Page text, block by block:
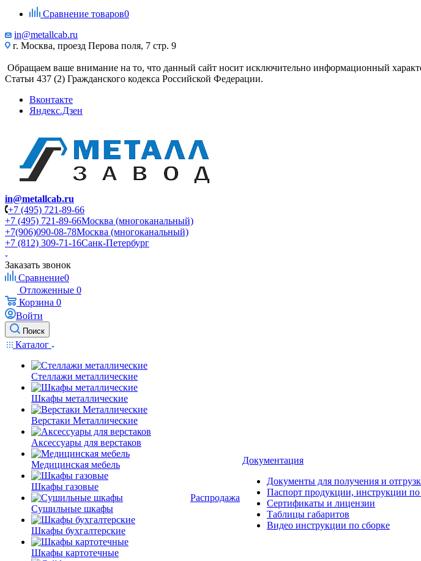
Сравнение товаров0
in@metallcab.ru
г. Москва, проезд Перова поля, 7 стр. 9
Обращаем ваше внимание на то, что данный сайт носит исключительно информационный
Статьи 437 (2) Гражданского кодекса Российской Федерации.
Вконтакте
Яндекс.Дзен
in@metallcab.ru
+7 (495) 721-89-66
+7 (495) 721-89-66Москва (многоканальный)
+7(906)090-08-78Москва (многоканальный)
+7 (812) 309-71-16Санк-Петербург
Заказать звонок
Сравнение0
Отложенные 0
Корзина 0
Войти
Поиск
Каталог
Стеллажи металлические
Шкафы металлические
Верстаки Металлические
Аксессуары для верстаков
Медицинская мебель
Шкафы газовые
Сушильные шкафы
Шкафы бухгалтерские
Шкафы картотечные
Распродажа
Документация
Документы для получения и
Паспорт продукции, инструкции по
Сертификаты и лицензии
Таблицы габаритов
Видео инструкции по сборке